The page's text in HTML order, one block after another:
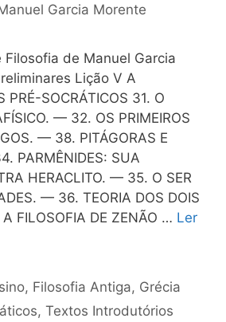
Garcia Morente
Filosofia de Manuel Garcia
Lição V A
PRÉ-SOCRÁTICOS 31. O
— 32. OS PRIMEIROS
— 38. PITÁGORAS E
PARMÊNIDES: SUA
HERACLITO. — 35. O SER
— 36. TEORIA DOS DOIS
FILOSOFIA DE ZENÃO … Ler
, Filosofia Antiga, Grécia
, Textos Introdutórios